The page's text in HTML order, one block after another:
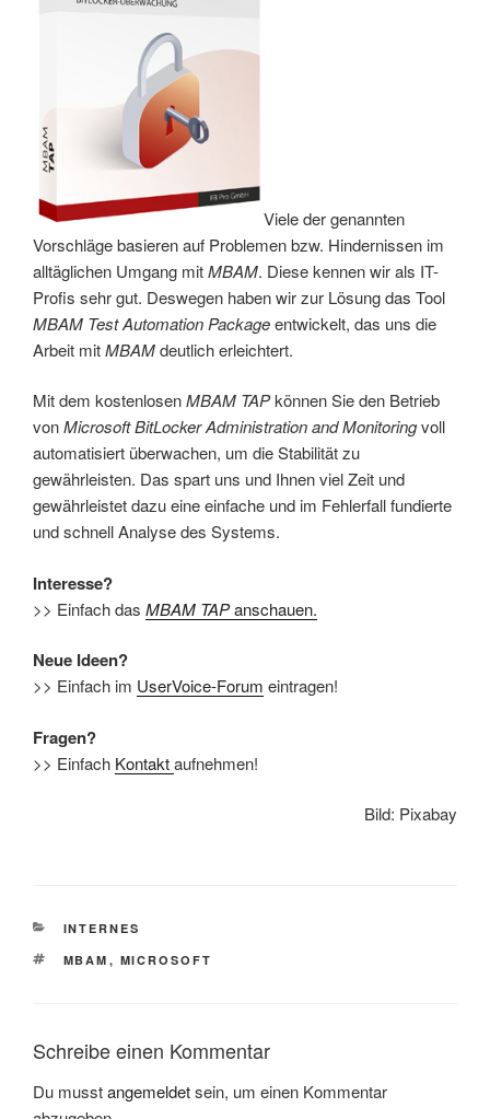
Viele der genannten
Vorschläge basieren auf Problemen bzw. Hindernissen im
alltäglichen Umgang mitMBAM. Diese kennen wir als IT-
Profis sehr gut. Deswegen haben wir zur Lösung das Tool
MBAM Test Automation Packageentwickelt, das uns die
Arbeit mitMBAMdeutlich erleichtert.
Mit dem kostenlosenMBAM TAPkönnen Sie den Betrieb
vonMicrosoft BitLocker Administration and Monitoringvoll
automatisiert überwachen, um die Stabilität zu
gewährleisten. Das spart uns und Ihnen viel Zeit und
gewährleistet dazu eine einfache und im Fehlerfall fundierte
und schnell Analyse des Systems.
Interesse?
>> Einfach das MBAM TAPanschauen.
Neue Ideen?
>> Einfach im UserVoice-Forum eintragen!
Fragen?
>> Einfach Kontaktaufnehmen!
Bild: Pixabay
KATEGORIEN
INTERNES
SCHLAGWÖRTER
MBAM , MICROSOFT
Schreibe einen Kommentar
Du musstangemeldetsein, um einen Kommentar